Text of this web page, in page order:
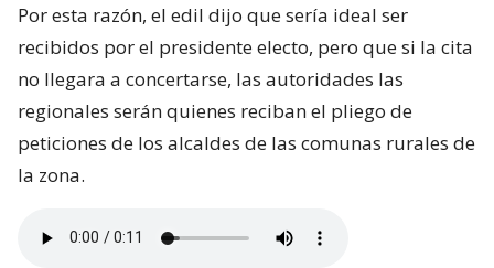
Por esta razón, el edil dijo que sería ideal ser
recibidos por el presidente electo, pero que si la cita
no llegara a concertarse, las autoridades las
regionales serán quienes reciban el pliego de
peticiones de los alcaldes de las comunas rurales de
la zona.